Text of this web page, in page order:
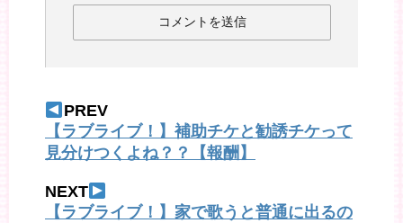
PREV
【ラブライブ！】補助チケと勧誘チケって
見分けつくよね？？【報酬】
NEXT
【ラブライブ！】家で歌うと普通に出るの